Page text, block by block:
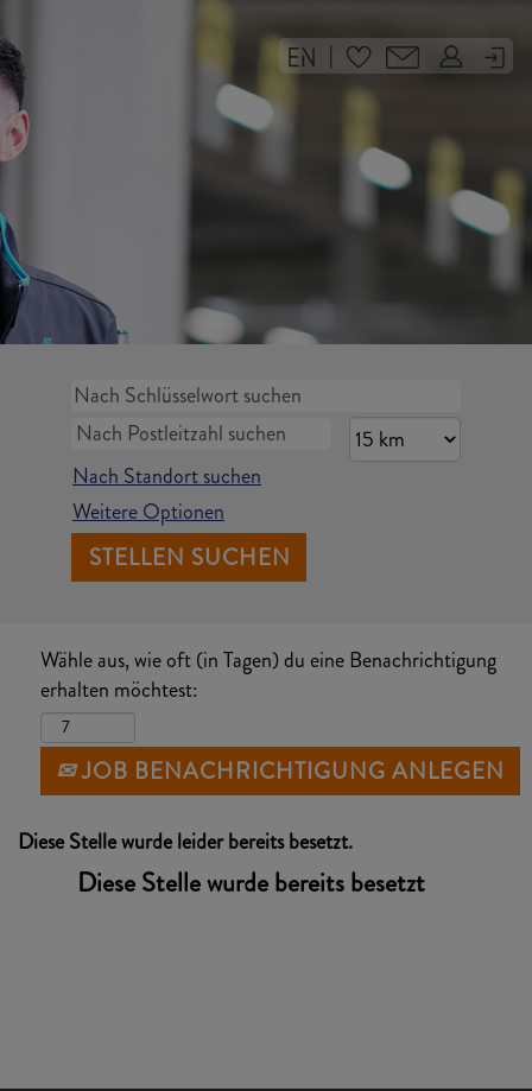
|
Nach Standort suchen
Weitere Optionen
Wähle aus, wie oft (in Tagen) du eine Benachrichtigung
erhalten möchtest:
JOB BENACHRICHTIGUNG ANLEGEN
Diese Stelle wurde leider bereits besetzt.
Diese Stelle wurde bereits besetzt